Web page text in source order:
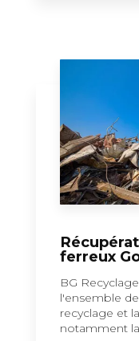
ferreux
BG
l'ensemble
recyclage et
notamment